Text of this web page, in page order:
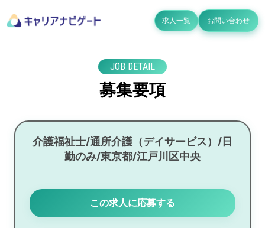
求人一覧 お問い合わせ
JOB DETAIL
募集要項
介護福祉士/通所介護（デイサービス）/日
勤のみ/東京都/江戸川区中央
この求人に応募する